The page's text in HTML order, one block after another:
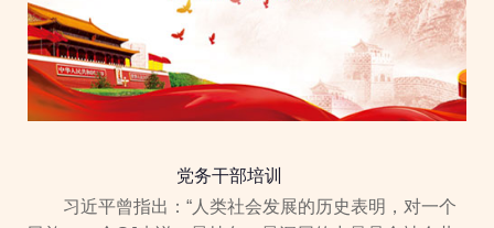
党务干部培训
习近平曾指出：“人类社会发展的历史表明，对一个